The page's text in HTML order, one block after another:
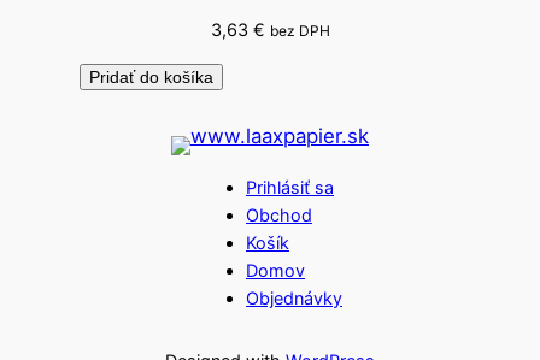
3,63 € bez DPH
Pridať do košíka
Prihlásiť sa
Obchod
Košík
Domov
Objednávky